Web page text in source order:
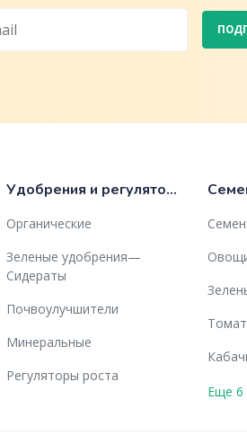
Удобрения и регуляторы роста
Органические
Зеленые удобрения—
Сидераты
Почвоулучшители
Минеральные
Регуляторы роста
Еще 6